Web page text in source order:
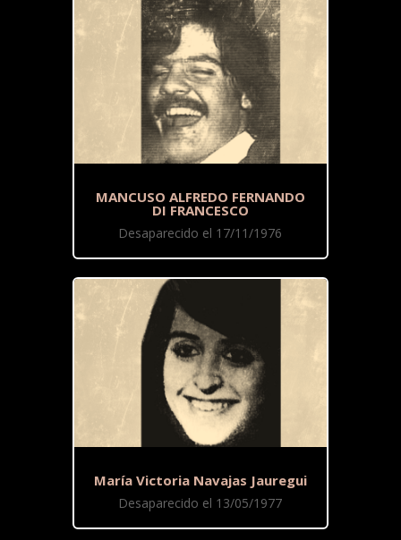
MANCUSO ALFREDO FERNANDO
DI FRANCESCO
Desaparecido el 17/11/1976
María Victoria Navajas Jauregui
Desaparecido el 13/05/1977